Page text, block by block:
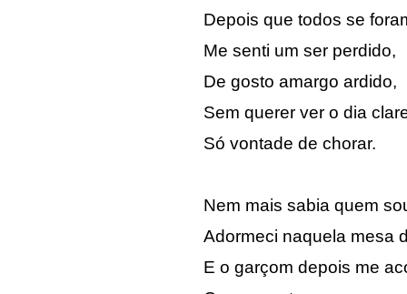
Depois que todos se
Me senti um ser perdido,
De gosto amargo ardido,
Sem querer ver o dia
Só vontade de chorar.
Nem mais sabia quem
Adormeci naquela mesa
E o garçom depois me